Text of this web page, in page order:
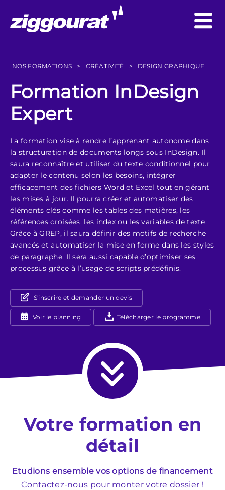
NOS FORMATIONS > CRÉATIVITÉ > DESIGN GRAPHIQUE
Formation InDesign
Expert
La formation vise à rendre l’apprenant autonome dans
la structuration de documents longs sous InDesign. Il
saura reconnaître et utiliser du texte conditionnel pour
adapter le contenu selon les besoins, intégrer
efficacement des fichiers Word et Excel tout en gérant
les mises à jour. Il pourra créer et automatiser des
éléments clés comme les tables des matières, les
références croisées, les index ou les variables de texte.
Grâce à GREP, il saura définir des motifs de recherche
avancés et automatiser la mise en forme dans les styles
de paragraphe. Il sera aussi capable d’optimiser ses
processus grâce à l’usage de scripts prédéfinis.
S'inscrire et demander un devis
Voir le planning Télécharger le programme
Votre formation en
détail
Etudions ensemble vos options de financement
Contactez-nous pour monter votre dossier !